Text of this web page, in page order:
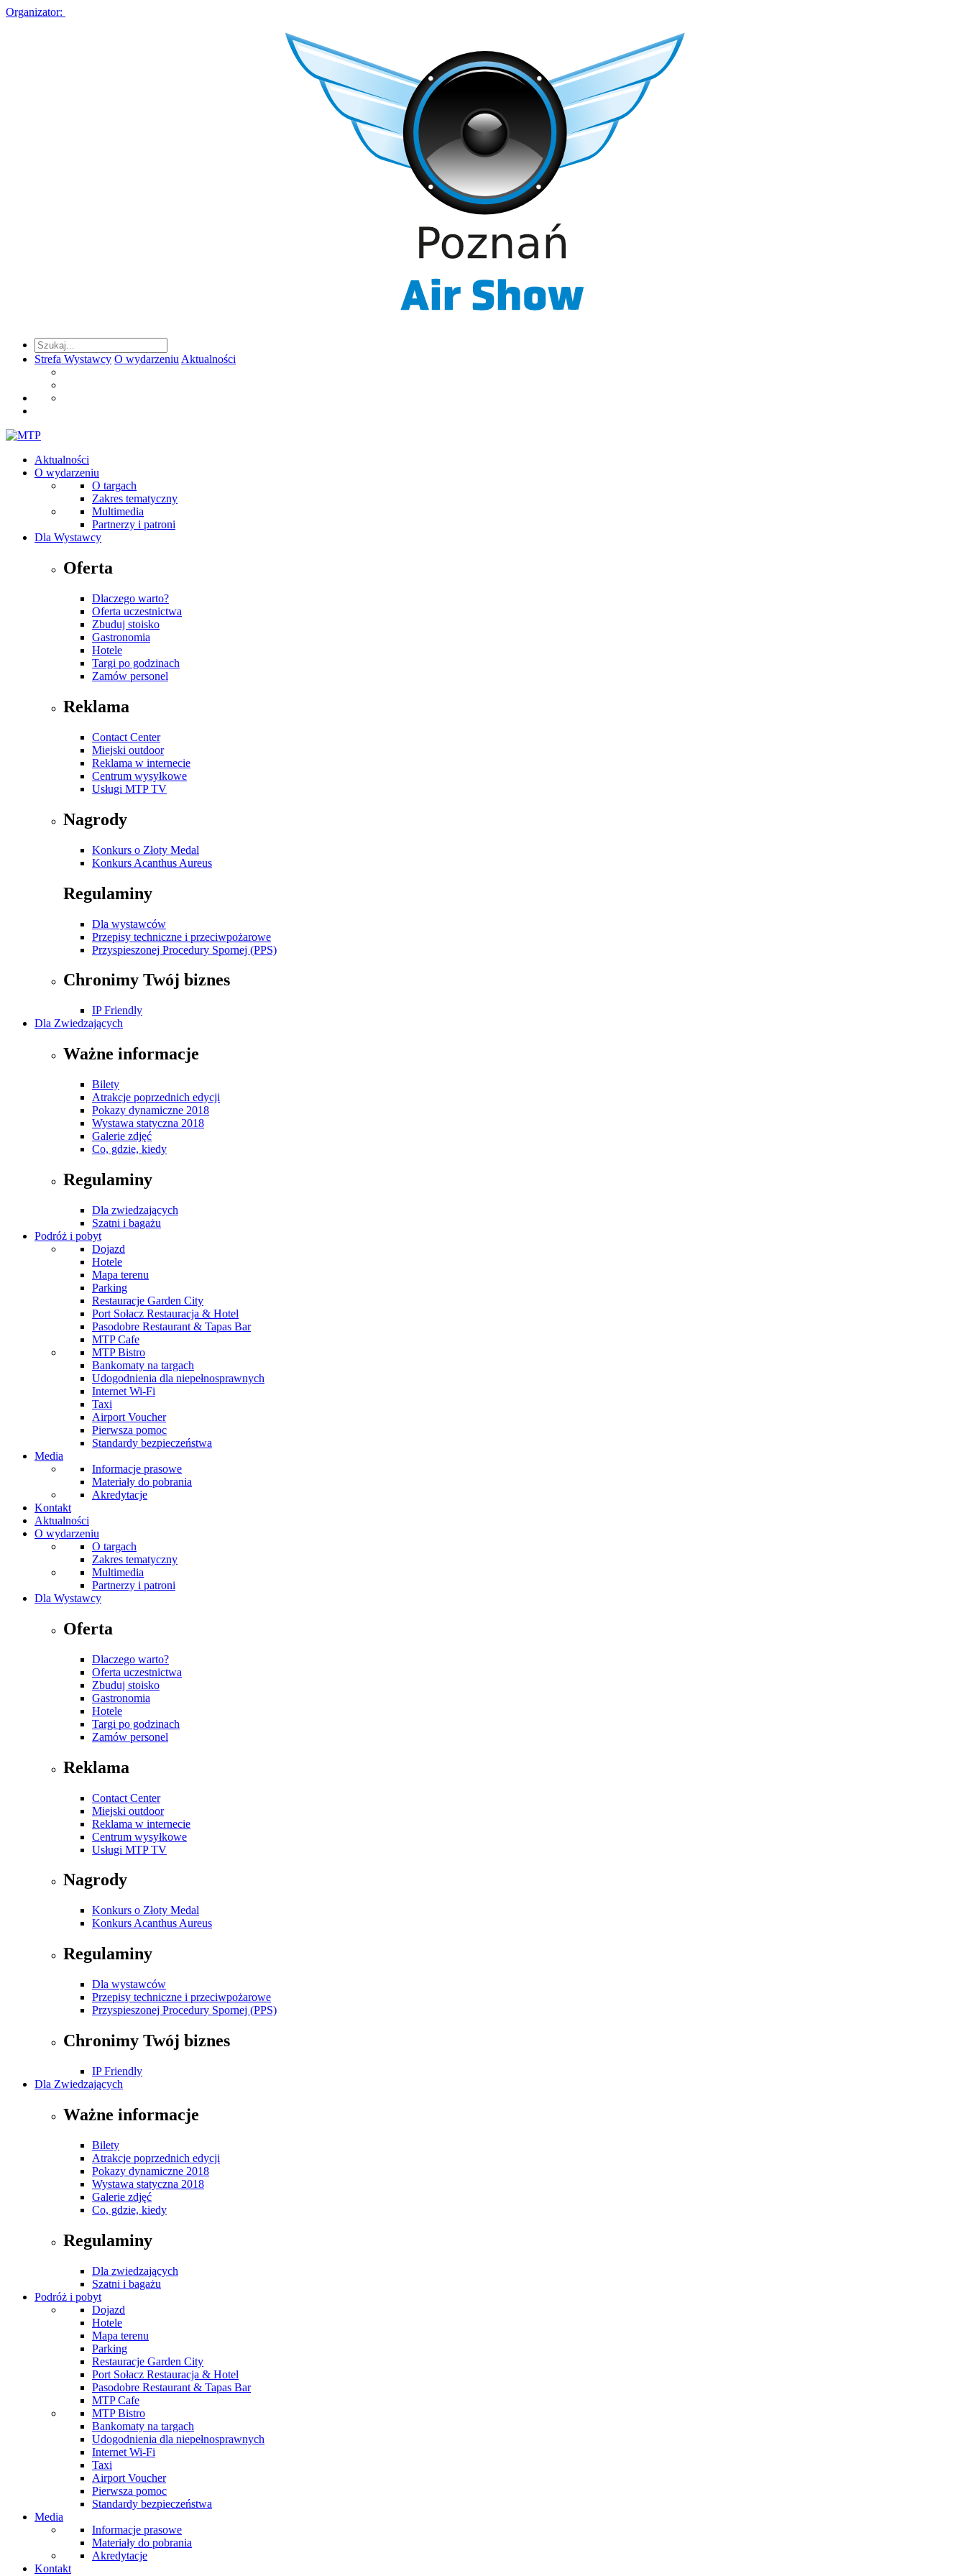
Organizator:
Strefa Wystawcy O wydarzeniu Aktualności
Aktualności
O wydarzeniu
O targach
Zakres tematyczny
Multimedia
Partnerzy i patroni
Dla Wystawcy
Oferta
Dlaczego warto?
Oferta uczestnictwa
Zbuduj stoisko
Gastronomia
Hotele
Targi po godzinach
Zamów personel
Reklama
Contact Center
Miejski outdoor
Reklama w internecie
Centrum wysyłkowe
Usługi MTP TV
Nagrody
Konkurs o Złoty Medal
Konkurs Acanthus Aureus
Regulaminy
Dla wystawców
Przepisy techniczne i przeciwpożarowe
Przyspieszonej Procedury Spornej (PPS)
Chronimy Twój biznes
IP Friendly
Dla Zwiedzających
Ważne informacje
Bilety
Atrakcje poprzednich edycji
Pokazy dynamiczne 2018
Wystawa statyczna 2018
Galerie zdjęć
Co, gdzie, kiedy
Regulaminy
Dla zwiedzających
Szatni i bagażu
Podróż i pobyt
Dojazd
Hotele
Mapa terenu
Parking
Restauracje Garden City
Port Sołacz Restauracja & Hotel
Pasodobre Restaurant & Tapas Bar
MTP Cafe
MTP Bistro
Bankomaty na targach
Udogodnienia dla niepełnosprawnych
Internet Wi-Fi
Taxi
Airport Voucher
Pierwsza pomoc
Standardy bezpieczeństwa
Media
Informacje prasowe
Materiały do pobrania
Akredytacje
Kontakt
Aktualności
O wydarzeniu
O targach
Zakres tematyczny
Multimedia
Partnerzy i patroni
Dla Wystawcy
Oferta
Dlaczego warto?
Oferta uczestnictwa
Zbuduj stoisko
Gastronomia
Hotele
Targi po godzinach
Zamów personel
Reklama
Contact Center
Miejski outdoor
Reklama w internecie
Centrum wysyłkowe
Usługi MTP TV
Nagrody
Konkurs o Złoty Medal
Konkurs Acanthus Aureus
Regulaminy
Dla wystawców
Przepisy techniczne i przeciwpożarowe
Przyspieszonej Procedury Spornej (PPS)
Chronimy Twój biznes
IP Friendly
Dla Zwiedzających
Ważne informacje
Bilety
Atrakcje poprzednich edycji
Pokazy dynamiczne 2018
Wystawa statyczna 2018
Galerie zdjęć
Co, gdzie, kiedy
Regulaminy
Dla zwiedzających
Szatni i bagażu
Podróż i pobyt
Dojazd
Hotele
Mapa terenu
Parking
Restauracje Garden City
Port Sołacz Restauracja & Hotel
Pasodobre Restaurant & Tapas Bar
MTP Cafe
MTP Bistro
Bankomaty na targach
Udogodnienia dla niepełnosprawnych
Internet Wi-Fi
Taxi
Airport Voucher
Pierwsza pomoc
Standardy bezpieczeństwa
Media
Informacje prasowe
Materiały do pobrania
Akredytacje
Kontakt